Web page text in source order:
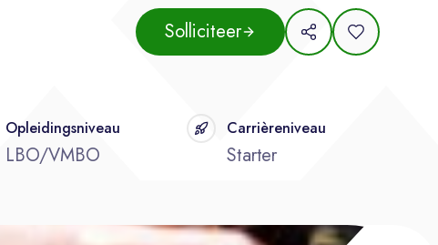
Solliciteer
Opleidingsniveau
LBO/VMBO
Carrièreniveau
Starter